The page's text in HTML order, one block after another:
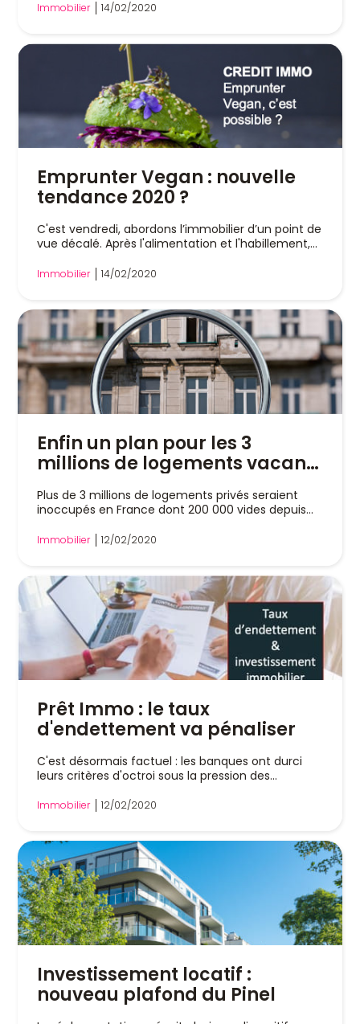
Immobilier 14/02/2020
Emprunter Vegan : nouvelle
tendance 2020 ?
C'est vendredi, abordons l’immobilier d’un point de
vue décalé. Après l'alimentation et l'habillement,...
Immobilier 14/02/2020
Enfin un plan pour les 3
millions de logements vacants
Plus de 3 millions de logements privés seraient
inoccupés en France dont 200 000 vides depuis...
Immobilier 12/02/2020
Prêt Immo : le taux
d'endettement va pénaliser
C'est désormais factuel : les banques ont durci
leurs critères d'octroi sous la pression des...
Immobilier 12/02/2020
Investissement locatif :
nouveau plafond du Pinel